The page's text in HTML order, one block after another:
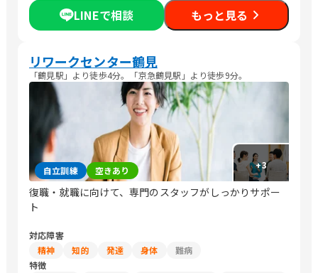
LINEで相談 もっと見る
リワークセンター鶴見
「鶴見駅」より徒歩4分。「京急鶴見駅」より徒歩9分。
+3
自立訓練 空きあり
復職・就職に向けて、専門のスタッフがしっかりサポー
ト
対応障害
精神
知的 発達 身体
難病
特徴